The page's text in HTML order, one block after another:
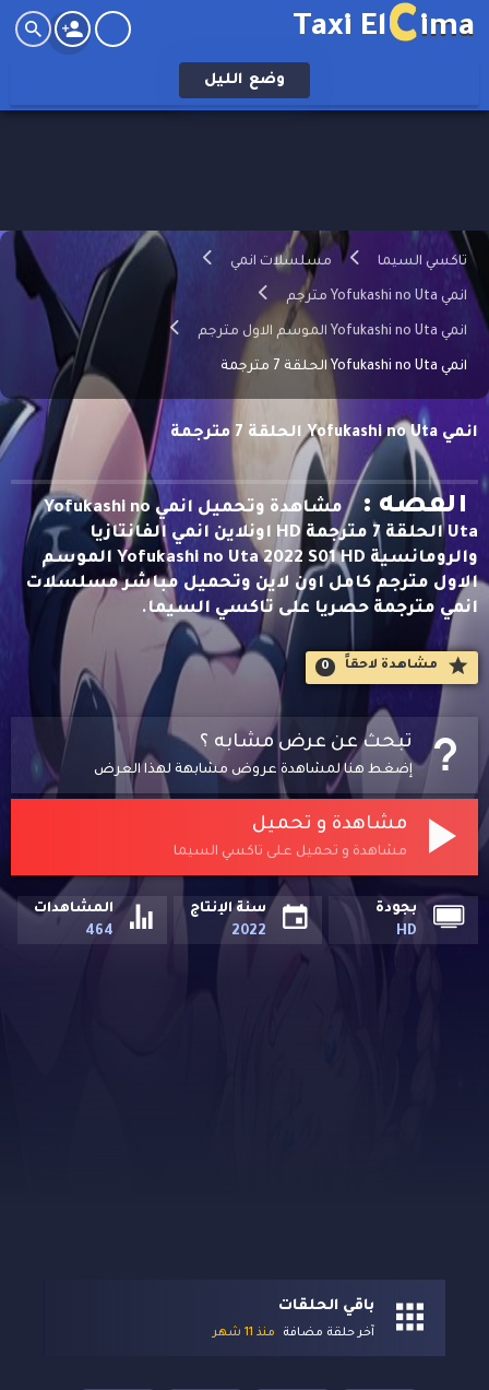
Taxi ElCima
وضع الليل
تاكسي السيما مسلسلات انمي
انمي Yofukashi no Uta مترجم
انمي Yofukashi no Uta الموسم الاول مترجم
انمي Yofukashi no Uta الحلقة 7 مترجمة
انمي Yofukashi no Uta الحلقة 7 مترجمة
القصه :
مشاهدة وتحميل انمي Yofukashi no
Uta الحلقة 7 مترجمة HD اونلاين انمي الفانتازيا
والرومانسية Yofukashi no Uta 2022 S01 HD الموسم
الاول مترجم كامل اون لاين وتحميل مباشر مسلسلات
انمي مترجمة حصريا على تاكسي السيما.
مشاهدة لاحقاََ 0
تبحث عن عرض مشابه ؟
إضغط هنا لمشاهدة عروض مشابهة لهذا العرض
مشاهدة و تحميل
مشاهدة و تحميل على تاكسي السيما
بجودة
HD
سنة الإنتاج
2022
المشاهدات
464
باقي الحلقات
آخر حلقة مضافة منذ 11 شهر